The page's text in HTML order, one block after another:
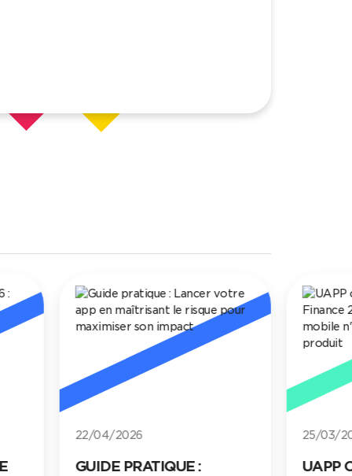
22/04/2026
GUIDE PRATIQUE :
25/03/
UAPP